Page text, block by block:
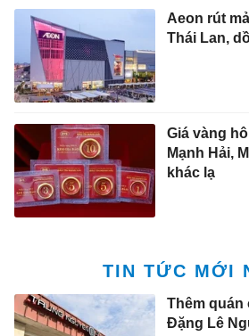
Aeon rút
Thái Lan,
Giá vàng
Mạnh Hải,
khác lạ
TIN TỨC MỚI
Thêm quán
Đặng Lê